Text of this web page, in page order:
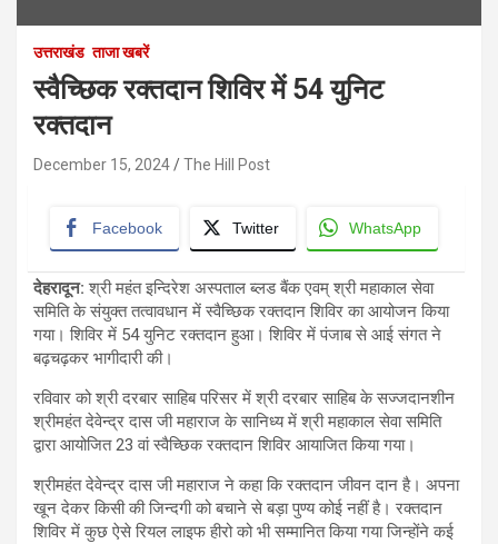
उत्तराखंड ताजा खबरें
स्वैच्छिक रक्तदान शिविर में 54 युनिट
रक्तदान
December 15, 2024 The Hill Post
Facebook Twitter WhatsApp
देहरादून: श्री महंत इन्दिरेश अस्पताल ब्लड बैंक एवम् श्री महाकाल सेवा
समिति के संयुक्त तत्वावधान में स्वैच्छिक रक्तदान शिविर का आयोजन किया
गया। शिविर में 54 युनिट रक्तदान हुआ। शिविर में पंजाब से आई संगत ने
बढ़चढ़कर भागीदारी की।
रविवार को श्री दरबार साहिब परिसर में श्री दरबार साहिब के सज्जदानशीन
श्रीमहंत देवेन्द्र दास जी महाराज के सानिध्य में श्री महाकाल सेवा समिति
द्वारा आयोजित 23 वां स्वैच्छिक रक्तदान शिविर आयाजित किया गया।
श्रीमहंत देवेन्द्र दास जी महाराज ने कहा कि रक्तदान जीवन दान है। अपना
खून देकर किसी की जिन्दगी को बचाने से बड़ा पुण्य कोई नहीं है। रक्तदान
शिविर में कुछ ऐसे रियल लाइफ हीरो को भी सम्मानित किया गया जिन्होंने कई